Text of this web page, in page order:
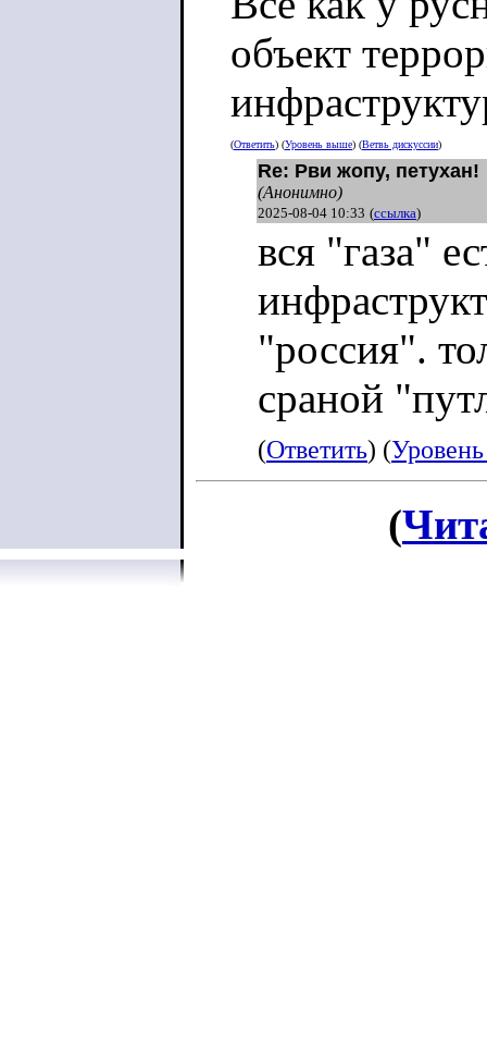
снайперские
угрозу нашим
Кроме того, в
подземный
около 300
туннельных
оружия,
объект
(Ответить) (Уровень выше) (Ветвь дискуссии)
Re: Рви жопу, петухан!
(Анонимно)
2025-08-04 10:33 (ссылка)
вся "газа"
"россия".
сраной
(Ответить) (
(